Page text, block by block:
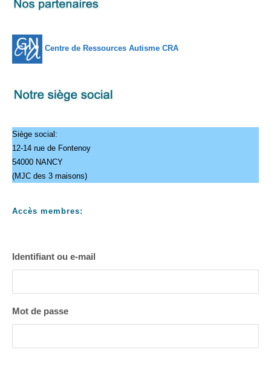
Centre de Ressources Autisme CRA
Siège social:
12-14 rue de Fontenoy
54000 NANCY
(MJC des 3 maisons)
Accès membres:
Identifiant ou e-mail
Mot de passe